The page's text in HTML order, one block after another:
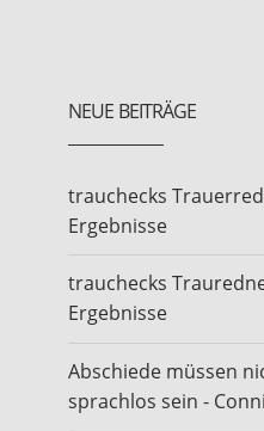
NEUE BEITRÄGE
trauchecks
Ergebnisse
trauchecks
Ergebnisse
Abschiede müssen
sprachlos sein -